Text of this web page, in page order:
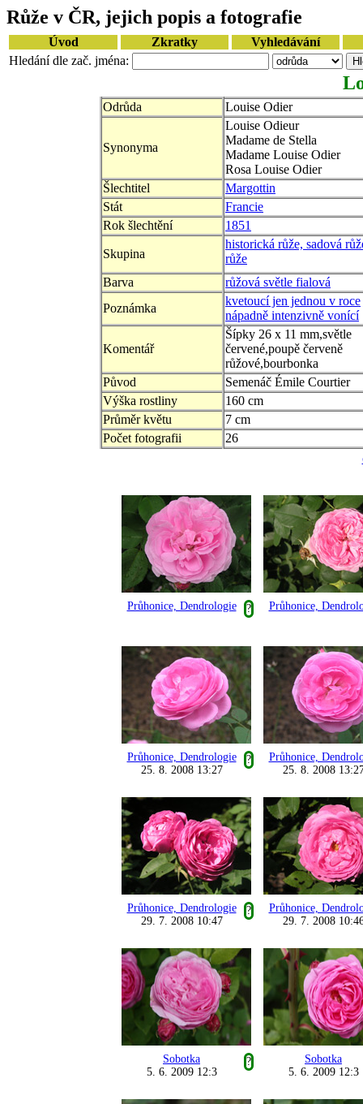
Růže v ČR, jejich popis a fotografie
Úvod Zkratky
Vyhledávání
Hledání dle zač. jména:
Odrůda Louise Odier
Synonyma
Louise Odieur
Madame de Stella
Madame Louise Odier
Rosa Louise Odier
Šlechtitel
Margottin
Stát
Francie
Rok šlechtění
1851
Skupina
historická růže, sadová
růže
Barva
růžová světle fialová
Poznámka
kvetoucí jen jednou v roce
nápadně intenzivně vonící
Komentář
Šípky 26 x 11 mm,světle
červené,poupě červeně
růžové,bourbonka
Původ
Semenáč Émile Courtier
Výška rostliny
160 cm
Průměr květu
7 cm
Počet fotografii
26
Průhonice, Dendrologie ? Průhonice,
Průhonice, Dendrologie
?
25. 8. 2008 13:27
Průhonice,
25. 8. 2008
Průhonice, Dendrologie
?
29. 7. 2008 10:47
Průhonice,
29. 7. 2008
Sobotka
?
5. 6. 2009 12:3
Sobotka
5. 6. 2009 12:3